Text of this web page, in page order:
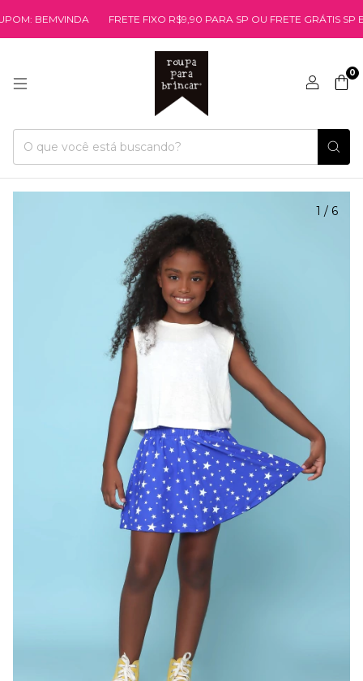
FRETE FIXO R$9,90 PARA SP OU FRETE GRÁTIS SP EM
0
1 / 6